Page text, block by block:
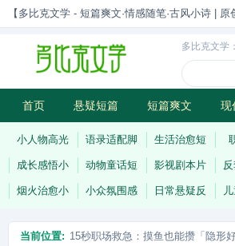
【多比克文学 - 短篇爽文·情感随笔·古风小诗 |
多比克文学
首页 悬疑短篇 短篇爽文 现
古风小诗 科幻短篇 现代小诗
小人物高光 语录适配脚 生活治愈短
成长感悟小 动物童话短 影视剧本片
烟火治愈小 小众氛围感 日常悬疑反
当前位置: 15秒职场救急：摸鱼也能攒「隐形好